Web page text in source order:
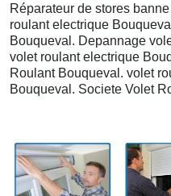
Réparateur de stores
roulant electrique
Bouqueval. Depannage
volet roulant electrique
Roulant Bouqueval. volet
Bouqueval. Societe Volet